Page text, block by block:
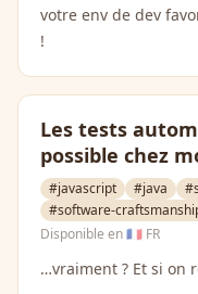
votre env de dev
!
Les tests
possible chez
#javascript #java
#software-
Disponible en🇫🇷 FR
…vraiment ? Et si on